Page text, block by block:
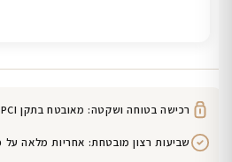
רכישה בטוחה ושקטה: מאובטח בתקן PCI העולמי
שביעות רצון מובטחת: אחריות מלאה על